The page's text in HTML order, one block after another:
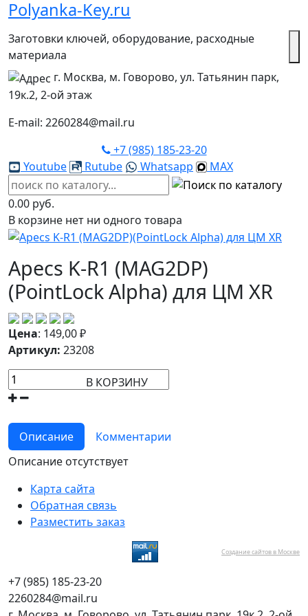
Polyanka-Key.ru
Заготовки ключей, оборудование, расходные
материала
г. Москва, м. Говорово, ул. Татьянин парк,
19к.2, 2-ой этаж
E-mail: 2260284@mail.ru
+7 (985) 185-23-20
Youtube
Rutube Whatsapp MAX
0.00 руб.
В корзине нет ни одного товара
Apecs K-R1 (MAG2DP)
(PointLock Alpha) для ЦМ XR
Цена: 149,00₽
Артикул: 23208
В КОРЗИНУ
Описание
Комментарии
Описание отсутствует
Карта сайта
Обратная связь
Разместить заказ
Создание сайтов в Москве
+7 (985) 185-23-20
2260284@mail.ru